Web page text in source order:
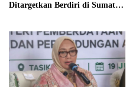
Ditargetkan Berdiri di Sumatra